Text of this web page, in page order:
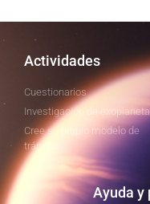
Actividades
Cuestionarios
Investigación de
Cree su propio modelo de
tránsito
Ayuda y